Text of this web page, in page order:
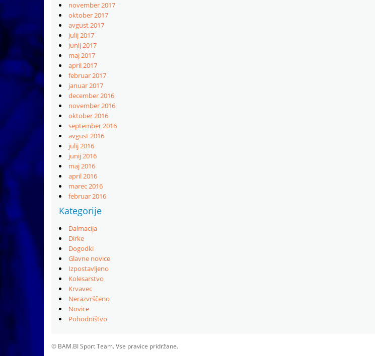
november 2017
oktober 2017
avgust 2017
julij 2017
junij 2017
maj 2017
april 2017
februar 2017
januar 2017
december 2016
november 2016
oktober 2016
september 2016
avgust 2016
julij 2016
junij 2016
maj 2016
april 2016
marec 2016
februar 2016
Kategorije
Dalmacija
Dirke
Dogodki
Glavne novice
Izpostavljeno
Kolesarstvo
Krvavec
Nerazvrščeno
Novice
Pohodništvo
© BAM.BI Sport Team. Vse pravice pridržane.